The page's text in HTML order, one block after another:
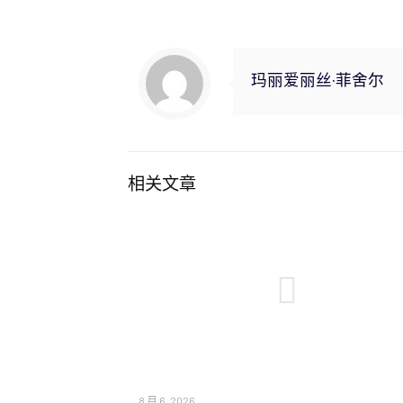
玛丽爱丽丝·菲舍尔
相关文章
8 月 6, 2026